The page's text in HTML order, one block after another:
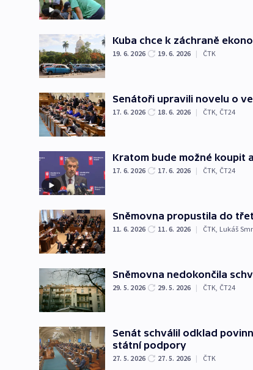
Kuba chce k záchraně
19. 6. 2026 19. 6. 2026 | ČTK
Senátoři upravili novelu o
17. 6. 2026 18. 6. 2026 | ČTK, ČT24
Kratom bude možné koupit
17. 6. 2026 17. 6. 2026 | ČTK, ČT24
Sněmovna propustila do
11. 6. 2026 11. 6. 2026 | ČTK, Lukáš
Sněmovna nedokončila
29. 5. 2026 29. 5. 2026 | ČTK ČT24
Senát schválil odklad
státní podpory
27. 5. 2026 27. 5. 2026 | ČTK